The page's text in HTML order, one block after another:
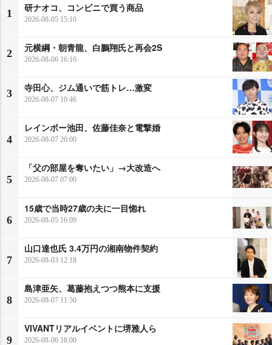
1
研ナオコ、コンビニで買う商品
2026-08-05 15:10
2
元横綱・朝青龍、白鵬翔氏と再会2S
2026-08-06 16:16
3
寺田心、ジム通いで筋トレ…激変
2026-08-07 10:46
4
レインボー池田、佐藤佳奈と電撃婚
2026-08-07 20:00
5
「父の部屋を奪いたい」→大改造へ
2026-08-07 07:00
6
15歳で当時27歳の夫に一目惚れ
2026-08-05 16:09
7
山口達也氏 3.4万円の湘南物件契約
2026-08-03 12:18
8
島津亜矢、葛藤抱えつつ熊本に支援
2026-08-07 11:50
9
VIVANTリアルイベントに堺雅人ら
2026-08-06 18:00